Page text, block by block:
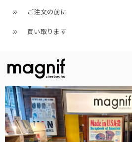
ご注文の前に
買い取ります